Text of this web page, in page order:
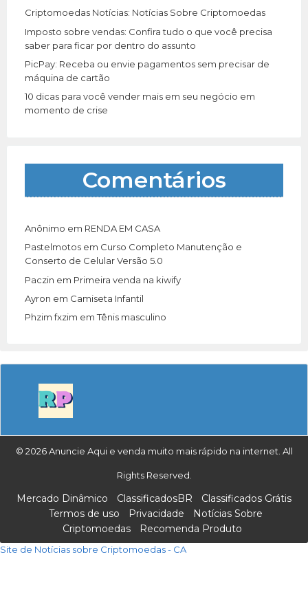
Criptomoedas Notícias: Notícias Sobre Criptomoedas
Imposto sobre vendas: Confira tudo o que você precisa
saber para ficar por dentro do assunto
PicPay: Receba ou envie pagamentos sem precisar de
máquina de cartão
10 dicas para você vender mais em seu negócio em
momento de crise
Comentários
Anônimo em RENDA EM CASA
Pastelmotos em Curso Completo Manutenção e
Conserto de Celular Versão 5.0
Paczin em Primeira venda na kiwify
Ayron em Camiseta Infantil
Phzim fxzim emTênis masculino
© 2026 Anuncie Aqui e venda muito mais rápido na internet. All
Rights Reserved.
Mercado Dinâmico ClassificadosBR
Classificados Grátis
Termos de uso
Privacidade
Notícias Sobre
Criptomoedas
Recomenda Produto
Site de Notícias sobre Criptomoedas - CA